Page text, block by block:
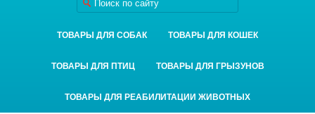
ТОВАРЫ ДЛЯ СОБАК ТОВАРЫ ДЛЯ КОШЕК
ТОВАРЫ ДЛЯ ПТИЦ ТОВАРЫ ДЛЯ ГРЫЗУНОВ
ТОВАРЫ ДЛЯ РЕАБИЛИТАЦИИ ЖИВОТНЫХ